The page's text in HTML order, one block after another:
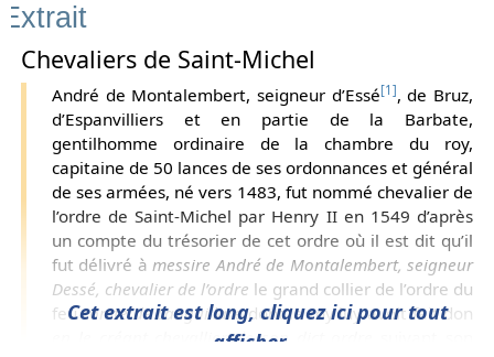
Extrait
Chevaliers de Saint-Michel
André de Montalembert, seigneur d’Essé[1], de Bruz,
d’Espanvilliers et en partie de la Barbate,
gentilhomme ordinaire de la chambre du roy,
capitaine de 50 lances de ses ordonnances et général
de ses armées, né vers 1483, fut nommé chevalier de
l’ordre de Saint-Michel par Henry II en 1549 d’après
un compte du trésorier de cet ordre où il est dit qu’il
fut délivré àmessire André de Montalembert, seigneur
Dessé, chevalier de l’ordre le grand collier de l’ordre du
feucomte de Languillaredont le roy luy avoit fait don
en le créant chevallier de son dict ordre
Cet extrait est long, cliquez ici pour tout
afficher...